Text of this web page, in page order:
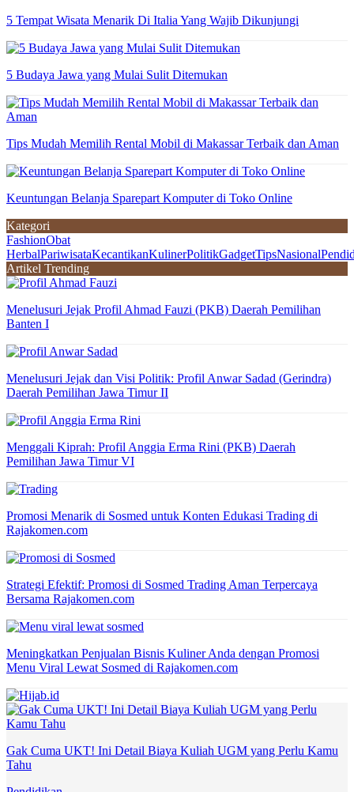
5 Tempat Wisata Menarik Di Italia Yang Wajib Dikunjungi
5 Budaya Jawa yang Mulai Sulit Ditemukan
Tips Mudah Memilih Rental Mobil di Makassar Terbaik dan Aman
Keuntungan Belanja Sparepart Komputer di Toko Online
Kategori
FashionObat
HerbalPariwisataKecantikanKulinerPolitikGadgetTipsNasional
Artikel Trending
Menelusuri Jejak Profil Ahmad Fauzi (PKB) Daerah Pemilihan
Banten I
Menelusuri Jejak dan Visi Politik: Profil Anwar Sadad (Gerindra)
Daerah Pemilihan Jawa Timur II
Menggali Kiprah: Profil Anggia Erma Rini (PKB) Daerah
Pemilihan Jawa Timur VI
Promosi Menarik di Sosmed untuk Konten Edukasi Trading di
Rajakomen.com
Strategi Efektif: Promosi di Sosmed Trading Aman Terpercaya
Bersama Rajakomen.com
Meningkatkan Penjualan Bisnis Kuliner Anda dengan Promosi
Menu Viral Lewat Sosmed di Rajakomen.com
Gak Cuma UKT! Ini Detail Biaya Kuliah UGM yang Perlu Kamu
Tahu